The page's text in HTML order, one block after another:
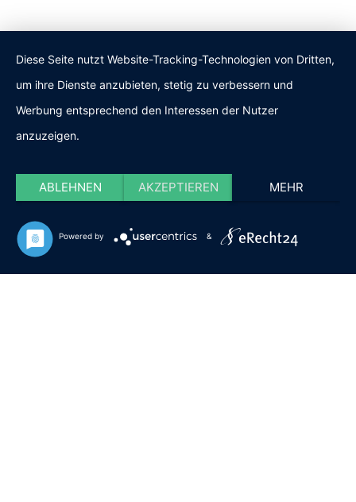
Diese Seite nutzt Website-Tracking-Technologien von Dritten,
um ihre Dienste anzubieten, stetig zu verbessern und
Werbung entsprechend den Interessen der Nutzer
anzuzeigen.
ABLEHNEN AKZEPTIEREN MEHR
Powered by &